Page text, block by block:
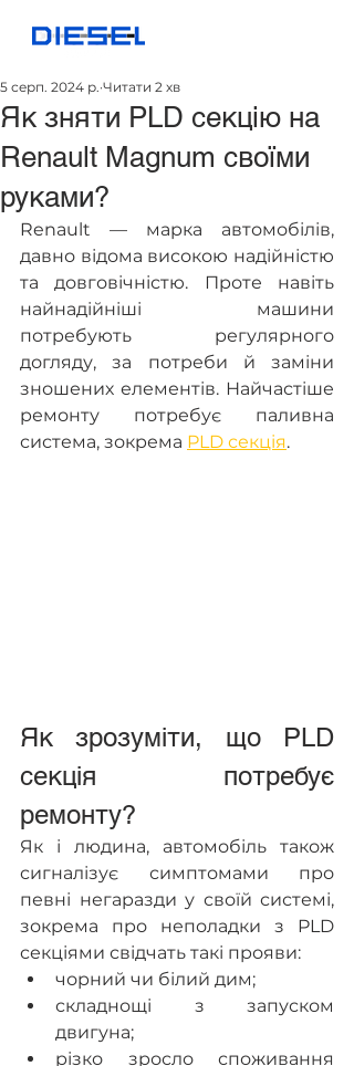
Як зняти PLD секцію на
Renault Magnum своїми
руками?
5 серп. 2024 р. Читати 2 хв
Renault — марка автомобілів,
давно відома високою надійністю
та довговічністю. Проте навіть
найнадійніші машини
потребують регулярного
догляду, за потреби й заміни
зношених елементів. Найчастіше
ремонту потребує паливна
система, зокрема PLD секція.
Як зрозуміти, що PLD
секція потребує
ремонту?
Як і людина, автомобіль також
сигналізує симптомами про
певні негаразди у своїй системі,
зокрема про неполадки з PLD
секціями свідчать такі прояви:
чорний чи білий дим;
складнощі з запуском
двигуна;
різко зросло споживання